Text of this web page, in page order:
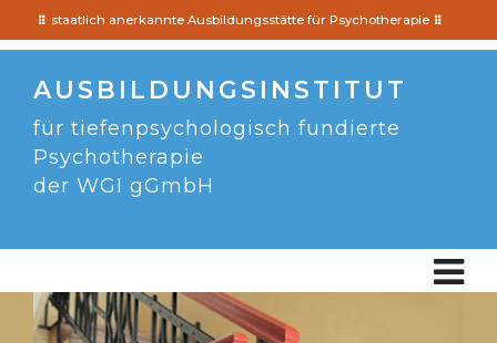
staatlich anerkannte Ausbildungsstätte für Psychotherapie
AUSBILDUNGSINSTITUT
für tiefenpsychologisch fundierte
Psychotherapie
der WGI gGmbH